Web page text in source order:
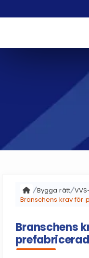
Bygga rätt
Branschens krav för
Branschens